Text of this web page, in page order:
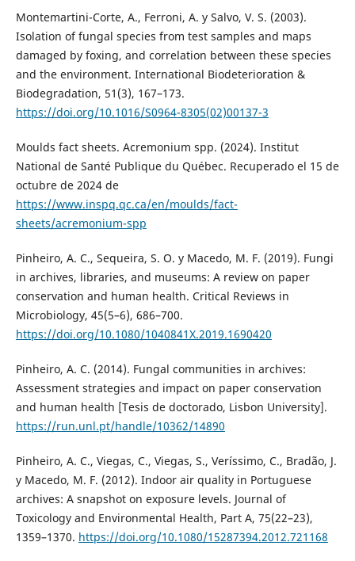
Montemartini-Corte, A., Ferroni, A. y Salvo, V. S. (2003).
Isolation of fungal species from test samples and maps
damaged by foxing, and correlation between these species
and the environment. International Biodeterioration &
Biodegradation, 51(3), 167–173.
https://doi.org/10.1016/S0964-8305(02)00137-3
Moulds fact sheets. Acremonium spp. (2024). Institut
National de Santé Publique du Québec. Recuperado el 15 de
octubre de 2024 de
https://www.inspq.qc.ca/en/moulds/fact-
sheets/acremonium-spp
Pinheiro, A. C., Sequeira, S. O. y Macedo, M. F. (2019). Fungi
in archives, libraries, and museums: A review on paper
conservation and human health. Critical Reviews in
Microbiology, 45(5–6), 686–700.
https://doi.org/10.1080/1040841X.2019.1690420
Pinheiro, A. C. (2014). Fungal communities in archives:
Assessment strategies and impact on paper conservation
and human health [Tesis de doctorado, Lisbon University].
https://run.unl.pt/handle/10362/14890
Pinheiro, A. C., Viegas, C., Viegas, S., Veríssimo, C., Bradão, J.
y Macedo, M. F. (2012). Indoor air quality in Portuguese
archives: A snapshot on exposure levels. Journal of
Toxicology and Environmental Health, Part A, 75(22–23),
1359–1370. https://doi.org/10.1080/15287394.2012.721168